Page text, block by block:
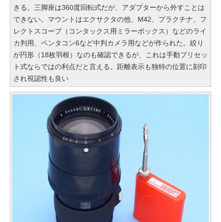
きる。三脚座は360度回転式だが、アダプターから外すことは
できない。マウントはエクサクタの他、M42、プラクチナ、フ
レクトスコープ（コンタックス用ミラーボックス）などのライ
カ判用、ペンタコン6など中判カメラ用などが作られた。絞り
が円形（18枚羽根）なのも確認できるが、これは手動プリセッ
ト式ならではの利点だと言える。距離表示も独特の位置に刻印
され視認性も良い